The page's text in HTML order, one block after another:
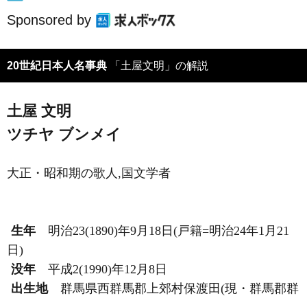
Sponsored by
20世紀日本人名事典 「土屋文明」の解説
土屋 文明
ツチヤ ブンメイ
大正・昭和期の歌人,国文学者
生年
明治23(1890)年9月18日(戸籍=明治24年1月21
日)
没年
平成2(1990)年12月8日
出生地
群馬県西群馬郡上郊村保渡田(現・群馬郡群